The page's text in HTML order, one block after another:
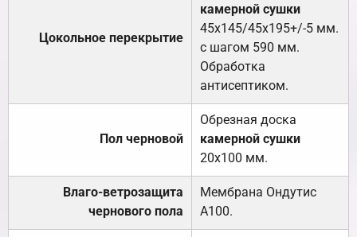
Цокольное перекрытие
камерной сушки
45х145/45х195+/-5 мм.
с шагом 590 мм.
Обработка
антисептиком.
Пол черновой
Обрезная доска
камерной сушки
20х100 мм.
Влаго-ветрозащита
чернового пола
Мембрана Ондутис
А100.